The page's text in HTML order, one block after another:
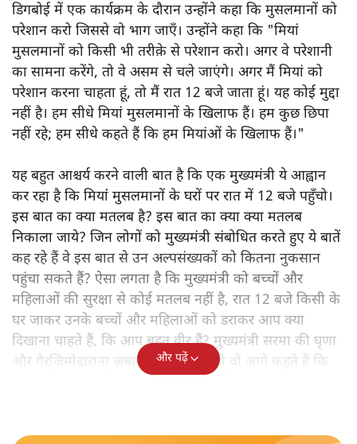
डिगबोई में एक कार्यक्रम के दौरान उन्होंने कहा कि मुसलमानों को
परेशान करो जिससे वो भाग जाएँ। उन्होंने कहा कि "मियां
मुसलमानों को किसी भी तरीक़े से परेशान करो। अगर वे परेशानी
का सामना करेंगे, तो वे असम से चले जाएंगे। अगर मैं मियां को
परेशान करना चाहता हूं, तो मैं रात 12 बजे जाता हूं। यह कोई मुद्दा
नहीं है। हम सीधे मियां मुसलमानों के खिलाफ हैं। हम कुछ छिपा
नहीं रहे; हम सीधे कहते हैं कि हम मियांओं के खिलाफ हैं।"
यह बहुत आश्चर्य करने वाली बात है कि एक मुख्यमंत्री ये आह्वान
कर रहा है कि मियांं मुसलमानों के घरों पर रात में 12 बजे पहुँचो।
इस बात का क्या मतलब है? इस बात का क्या क्या मतलब
निकाला जाये? जिन लोगों को मुख्यमंत्री संबोधित करते हुए ये बातें
कह रहे हैं वे इस बात से उन अल्पसंख्यकों को कितना नुकसान
पहुंचा सकते हैं? ऐसा लगता है कि मुख्यमंत्री को बच्चों और
महिलाओं की सुरक्षा से कोई मतलब नहीं है, रात 12 बजे किसी के
घर जाकर उनके बच्चों और महिलाओं को डराकर आप क्या
दिखाना चाहते हैं, कि आप बहुत वीर हैं? मुख्यमंत्री सरमा की घृणा
और गैरजिम्मेदाराना ज़बान यहीं नहीं रुकती वो आगे कहते हैं कि
और पढ़ें